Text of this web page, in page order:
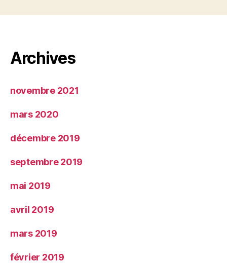
Archives
novembre 2021
mars 2020
décembre 2019
septembre 2019
mai 2019
avril 2019
mars 2019
février 2019